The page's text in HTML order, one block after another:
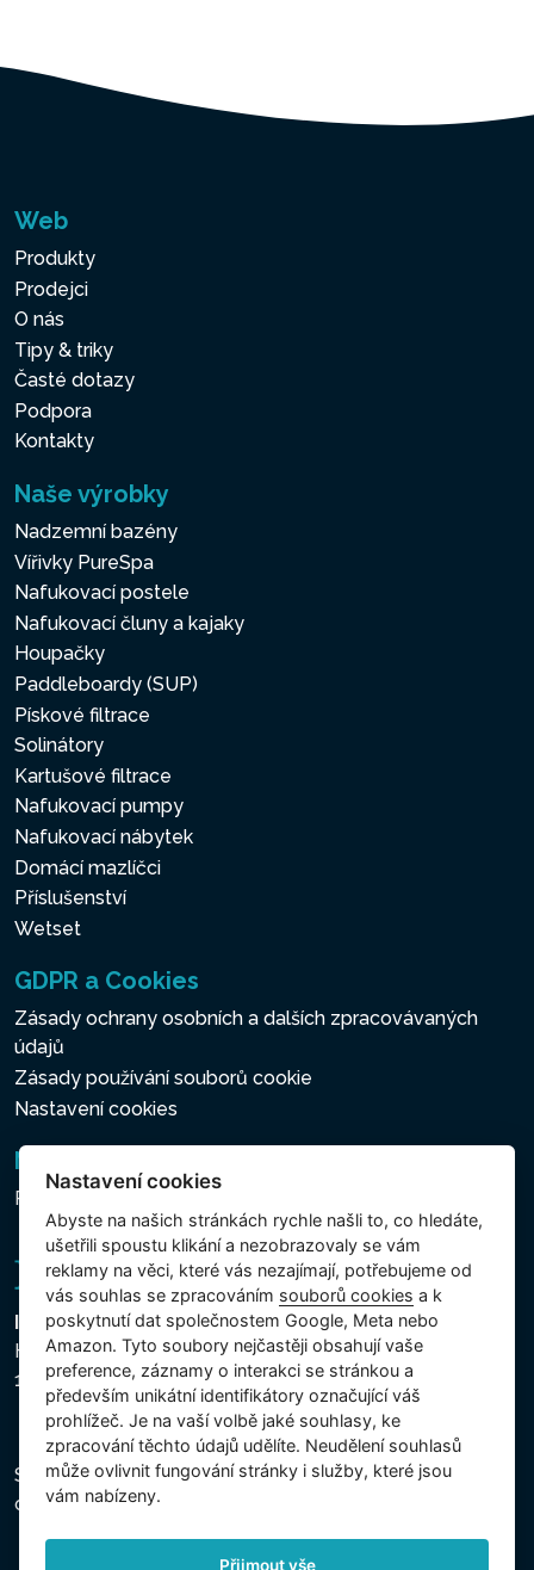
zajišťuje odolný a pohodlný
pokožce, oblečení a celé
ovládací panel pro ovládání
dokem a baterií, která vydrží
až 48 hodin na jedno nabití,
vířivky maximální luxusní
připevnit na horní část vany.
APLIKACE PRO WIFI
PŘIPOJENÍ
Ovládejte a plánujte všechny
funkce vířivky pomocí
telefonu nebo tabletu
pomocí Wifi. Použití aplikace
Intex k připojení vaší vířivky k
Wifi zvyšuje pohodlí na zcela
Web
Produkty
Prodejci
O nás
Tipy & triky
Časté dotazy
Podpora
Kontakty
Naše výrobky
Nadzemní bazény
Vířivky PureSpa
Nafukovací postele
Nafukovací čluny a kajaky
Houpačky
Paddleboardy (SUP)
Pískové filtrace
Solinátory
Kartušové filtrace
Nafukovací pumpy
Nafukovací nábytek
Domácí mazlíčci
Příslušenství
Wetset
GDPR a Cookies
Zásady ochrany osobních a dalších zpracovávaných
údajů
Zásady používání souborů cookie
Nastavení cookies
Newsletter
Přihlášení k odběru novinek
Intex Trading, s.r.o.
Hradecká 2526/3
130 00 Praha 3 - Česká republika
Společnost je zapsána u Městského soudu v Praze,
oddíl C, vložka 74759, IČ 26150808, DIČ CZ26150808.
Nastavení cookies
Abyste na našich stránkách rychle našli to, co hledáte,
ušetřili spoustu klikání a nezobrazovaly se vám
reklamy na věci, které vás nezajímají, potřebujeme od
vás souhlas se zpracováním souborů cookies a k
poskytnutí dat společnostem Google, Meta nebo
Amazon. Tyto soubory nejčastěji obsahují vaše
preference, záznamy o interakci se stránkou a
především unikátní identifikátory označující váš
prohlížeč. Je na vaší volbě jaké souhlasy, ke
zpracování těchto údajů udělíte. Neudělení souhlasů
může ovlivnit fungování stránky i služby, které jsou
vám nabízeny.
Přijmout vše